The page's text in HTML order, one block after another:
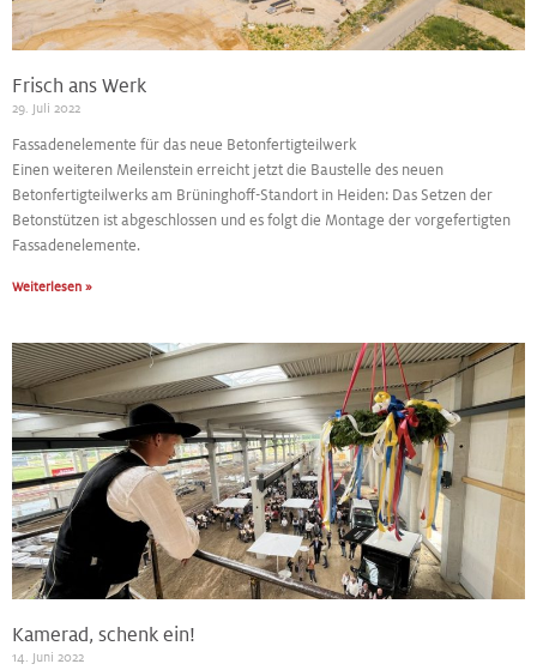
Frisch ans Werk
29. Juli 2022
Fassadenelemente für das neue Betonfertigteilwerk
Einen weiteren Meilenstein erreicht jetzt die Baustelle des neuen
Betonfertigteilwerks am Brüninghoff-Standort in Heiden: Das Setzen der
Betonstützen ist abgeschlossen und es folgt die Montage der vorgefertigten
Fassadenelemente.
Weiterlesen »
Kamerad, schenk ein!
14. Juni 2022